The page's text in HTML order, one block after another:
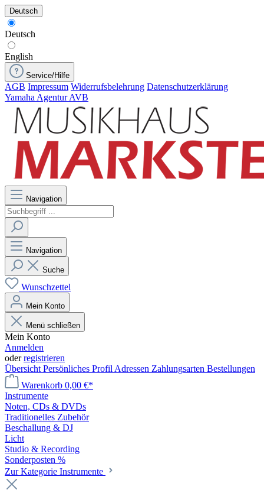
Deutsch
Deutsch
English
Service/Hilfe
AGB Impressum Widerrufsbelehrung Datenschutzerklärung
Yamaha Agentur AVB
Navigation
Navigation
Suche
Wunschzettel
Mein Konto
Menü schließen
Mein Konto
Anmelden
oderregistrieren
Übersicht Persönliches Profil Adressen Zahlungsarten Bestellungen
Warenkorb 0,00 €*
Instrumente
Noten, CDs & DVDs
Traditionelles Zubehör
Beschallung & DJ
Licht
Studio & Recording
Sonderposten %
Zur Kategorie Instrumente